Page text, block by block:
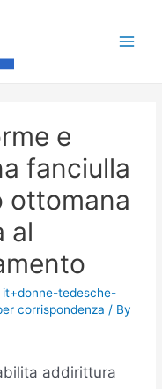
e
fanciulla
ottomana
al
it+donne-tedesche-
corrispondenza / By
addirittura